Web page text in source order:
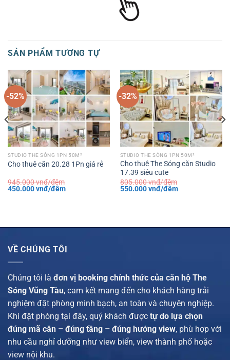
SẢN PHẨM TƯƠNG TỰ
-52%
STUDIO THE SÓNG 1PN 50M²
Cho thuê căn 20.28 1Pn giá rẻ
945.000vnđ/đêm
Giá
450.000vnđ/đêmGiá
-32%
STUDIO THE SÓNG 1PN 50M²
Cho thuê The Sóng căn Studio
17.39 siêu cute
805.000vnđ/đêm
Giá
550.000vnđ/đêmGiá
VỀ CHÚNG TÔI
Chúng tôi là đơn vị booking chính thức của căn hộ The
Sóng Vũng Tàu, cam kết mang đến cho khách hàng trải
nghiệm đặt phòng minh bạch, an toàn và chuyên nghiệp.
Khi đặt phòng tại đây, quý khách được tự do lựa chọn
đúng mã căn – đúng tầng – đúng hướng view, phù hợp với
nhu cầu nghỉ dưỡng như view biển, view thành phố hoặc
view nội khu.